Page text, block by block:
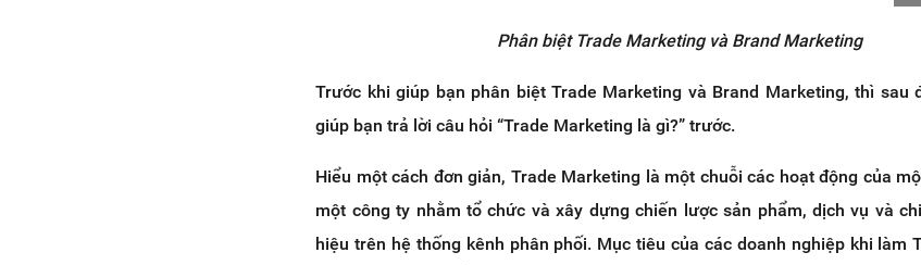
Phân biệt Trade Marketing và Brand Marketing
Trước khi giúp bạn phân biệt Trade Marketing và Brand Marketing, thì sau
giúp bạn trả lời câu hỏi “Trade Marketing là gì?” trước.
Hiểu một cách đơn giản, Trade Marketing là một chuỗi các hoạt động của
một công ty nhằm tổ chức và xây dựng chiến lược sản phẩm, dịch vụ và
hiệu trên hệ thống kênh phân phối. Mục tiêu của các doanh nghiệp khi làm